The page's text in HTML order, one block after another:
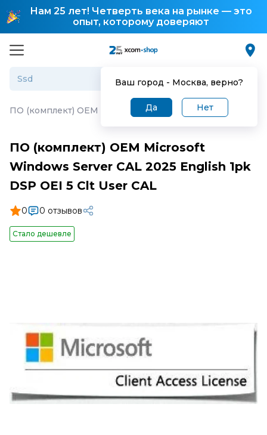
Нам 25 лет! Четверть века на рынке — это
опыт, которому доверяют
Ваш город - Москва, верно?
Да Нет
ПО (комплект) ОЕМ Microsoft Windows Server CAL 2025
ПО (комплект) ОЕМ Microsoft
Windows Server CAL 2025 English 1pk
DSP OEI 5 Clt User CAL
0 0 отзывов
Стало дешевле